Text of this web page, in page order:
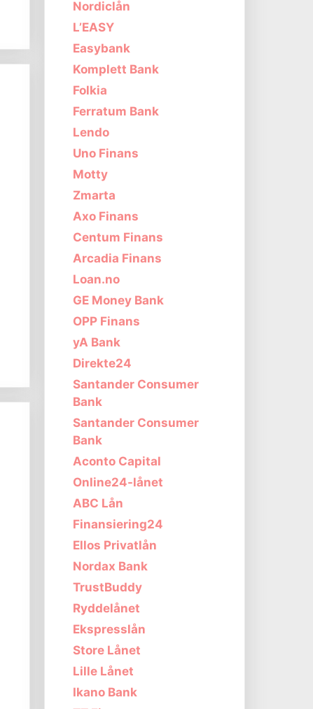
Nordiclån
L’EASY
Easybank
Komplett Bank
Folkia
Ferratum Bank
Lendo
Uno Finans
Motty
Zmarta
Axo Finans
Centum Finans
Arcadia Finans
Loan.no
GE Money Bank
OPP Finans
yA Bank
Direkte24
Santander Consumer
Bank
Santander Consumer
Bank
Aconto Capital
Online24-lånet
ABC Lån
Finansiering24
Ellos Privatlån
Nordax Bank
TrustBuddy
Ryddelånet
Ekspresslån
Store Lånet
Lille Lånet
Ikano Bank